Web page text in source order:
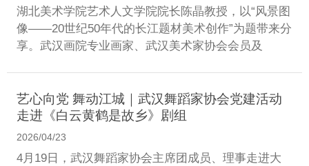
湖北美术学院艺术人文学院院长陈晶教授，以“风景图
像——20世纪50年代的长江题材美术创作”为题带来分
享。武汉画院专业画家、武汉美术家协会会员及
艺心向党 舞动江城｜武汉舞蹈家协会党建活动
走进《白云黄鹤是故乡》剧组
2026/04/23
4月19日，武汉舞蹈家协会主席团成员、理事走进大